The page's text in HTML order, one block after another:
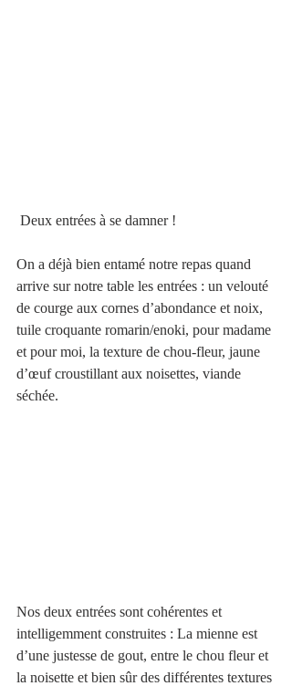
Deux entrées à se damner !
On a déjà bien entamé notre repas quand
arrive sur notre table les entrées : un velouté
de courge aux cornes d’abondance et noix,
tuile croquante romarin/enoki, pour madame
et pour moi, la texture de chou-fleur, jaune
d’œuf croustillant aux noisettes, viande
séchée.
Nos deux entrées sont cohérentes et
intelligemment construites : La mienne est
d’une justesse de gout, entre le chou fleur et
la noisette et bien sûr des différentes textures